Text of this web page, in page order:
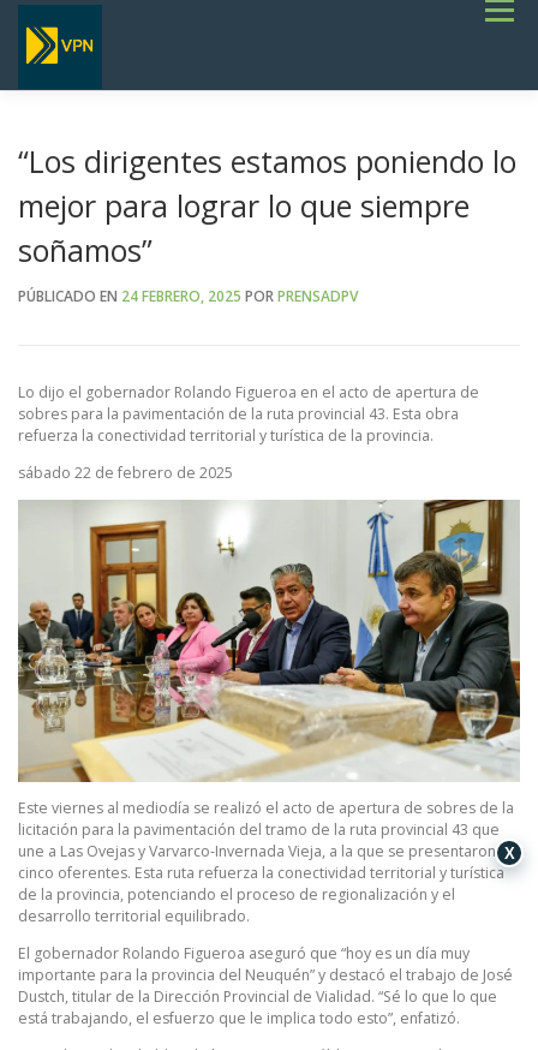
Saltar
contenido
Menú
SERVICIOS
TERMINOS DE REFERENCIA GENERALES- OBRAS VIALES
“Los dirigentes estamos poniendo lo
mejor para lograr lo que siempre
soñamos”
PÚBLICADO EN 24 FEBRERO, 2025 PORPRENSADPV
Lo dijo el gobernador Rolando Figueroa en el acto de apertura de
sobres para la pavimentación de la ruta provincial 43. Esta obra
refuerza la conectividad territorial y turística de la provincia.
sábado 22 de febrero de 2025
Este viernes al mediodía se realizó el acto de apertura de sobres de la
licitación para la pavimentación del tramo de la ruta provincial 43 que
une a Las Ovejas y Varvarco-Invernada Vieja, a la que se presentaron
cinco oferentes. Esta ruta refuerza la conectividad territorial y turística
de la provincia, potenciando el proceso de regionalización y el
desarrollo territorial equilibrado.
El gobernador Rolando Figueroa aseguró que “hoy es un día muy
importante para la provincia del Neuquén” y destacó el trabajo de José
Dustch, titular de la Dirección Provincial de Vialidad. “Sé lo que lo que
está trabajando, el esfuerzo que le implica todo esto”, enfatizó.
X